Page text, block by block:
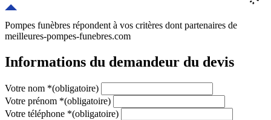
Pompes funèbres répondent à vos critères dont partenaires de
meilleures-pompes-funebres.com
Informations du demandeur du devis
Votre nom *(obligatoire)
Votre prénom *(obligatoire)
Votre téléphone *(obligatoire)